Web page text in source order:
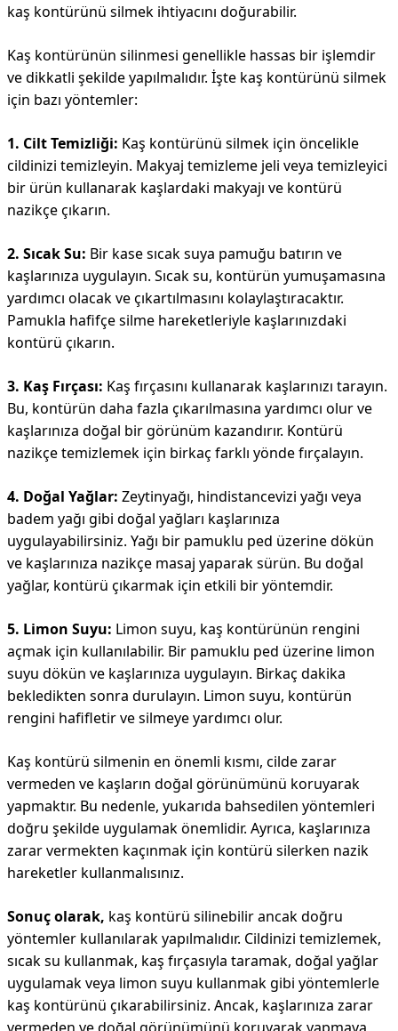
kaş kontürünü silmek ihtiyacını doğurabilir.
Kaş kontürünün silinmesi genellikle hassas bir işlemdir
ve dikkatli şekilde yapılmalıdır. İşte kaş kontürünü silmek
için bazı yöntemler:
1. Cilt Temizliği: Kaş kontürünü silmek için öncelikle
cildinizi temizleyin. Makyaj temizleme jeli veya temizleyici
bir ürün kullanarak kaşlardaki makyajı ve kontürü
nazikçe çıkarın.
2. Sıcak Su: Bir kase sıcak suya pamuğu batırın ve
kaşlarınıza uygulayın. Sıcak su, kontürün yumuşamasına
yardımcı olacak ve çıkartılmasını kolaylaştıracaktır.
Pamukla hafifçe silme hareketleriyle kaşlarınızdaki
kontürü çıkarın.
3. Kaş Fırçası: Kaş fırçasını kullanarak kaşlarınızı tarayın.
Bu, kontürün daha fazla çıkarılmasına yardımcı olur ve
kaşlarınıza doğal bir görünüm kazandırır. Kontürü
nazikçe temizlemek için birkaç farklı yönde fırçalayın.
4. Doğal Yağlar: Zeytinyağı, hindistancevizi yağı veya
badem yağı gibi doğal yağları kaşlarınıza
uygulayabilirsiniz. Yağı bir pamuklu ped üzerine dökün
ve kaşlarınıza nazikçe masaj yaparak sürün. Bu doğal
yağlar, kontürü çıkarmak için etkili bir yöntemdir.
5. Limon Suyu: Limon suyu, kaş kontürünün rengini
açmak için kullanılabilir. Bir pamuklu ped üzerine limon
suyu dökün ve kaşlarınıza uygulayın. Birkaç dakika
bekledikten sonra durulayın. Limon suyu, kontürün
rengini hafifletir ve silmeye yardımcı olur.
Kaş kontürü silmenin en önemli kısmı, cilde zarar
vermeden ve kaşların doğal görünümünü koruyarak
yapmaktır. Bu nedenle, yukarıda bahsedilen yöntemleri
doğru şekilde uygulamak önemlidir. Ayrıca, kaşlarınıza
zarar vermekten kaçınmak için kontürü silerken nazik
hareketler kullanmalısınız.
Sonuç olarak, kaş kontürü silinebilir ancak doğru
yöntemler kullanılarak yapılmalıdır. Cildinizi temizlemek,
sıcak su kullanmak, kaş fırçasıyla taramak, doğal yağlar
uygulamak veya limon suyu kullanmak gibi yöntemlerle
kaş kontürünü çıkarabilirsiniz. Ancak, kaşlarınıza zarar